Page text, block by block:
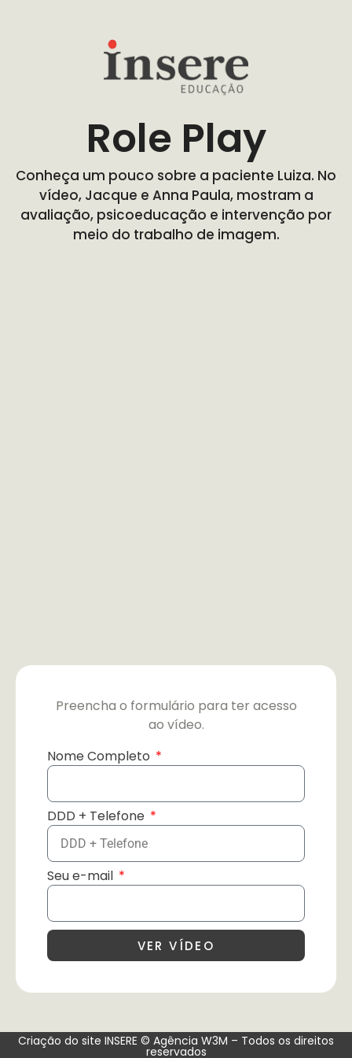
Role Play
Conheça um pouco sobre a paciente Luiza. No
vídeo, Jacque e Anna Paula, mostram a
avaliação, psicoeducação e intervenção por
meio do trabalho de imagem.
Preencha o formulário para ter acesso
ao vídeo.
Nome Completo
DDD + Telefone
Seu e-mail
VER VÍDEO
Criação do site INSERE © Agência W3M – Todos os direitos
reservados